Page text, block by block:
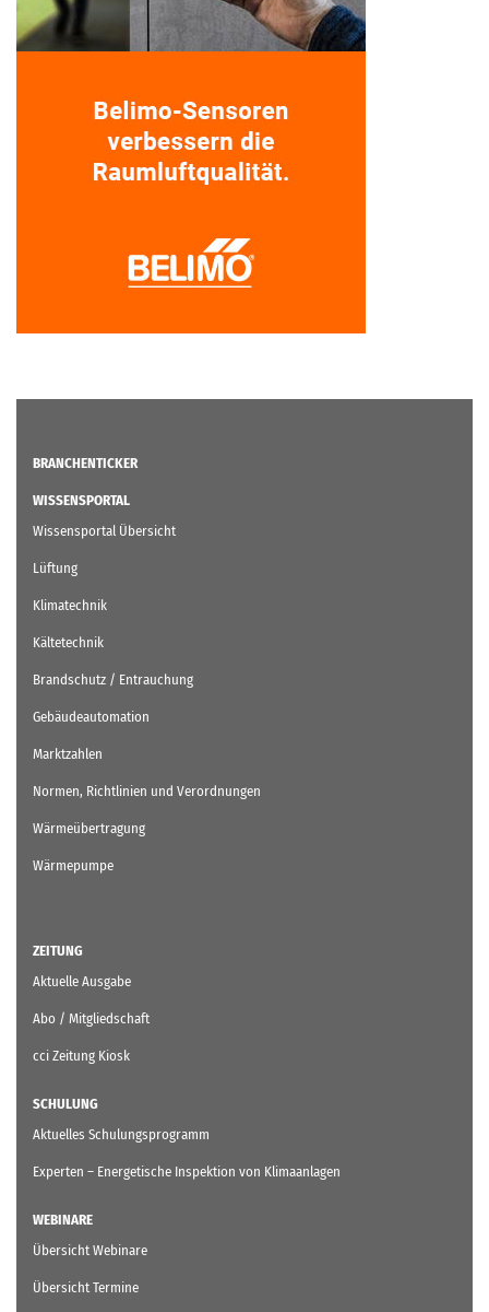
BRANCHENTICKER
WISSENSPORTAL
Wissensportal Übersicht
Lüftung
Klimatechnik
Kältetechnik
Brandschutz / Entrauchung
Gebäudeautomation
Marktzahlen
Normen, Richtlinien und Verordnungen
Wärmeübertragung
Wärmepumpe
ZEITUNG
Aktuelle Ausgabe
Abo / Mitgliedschaft
cci Zeitung Kiosk
SCHULUNG
Aktuelles Schulungsprogramm
Experten – Energetische Inspektion von Klimaanlagen
WEBINARE
Übersicht Webinare
Übersicht Termine